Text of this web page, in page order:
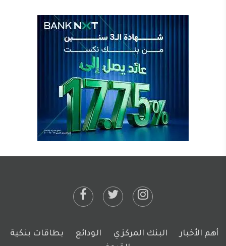
أهم الأخبار البنك المركزي الودائع
بطاقات بنكية